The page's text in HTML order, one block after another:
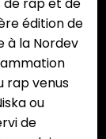
de rap et de
édition de
à la Nordev
rap venus
ou
de